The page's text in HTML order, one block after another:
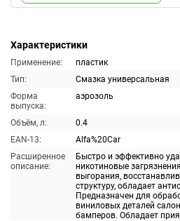
Характеристики
Применение:
пластик
Тип:
Смазка универсальная
Форма
выпуска:
аэрозоль
Объём, л:
0.4
EAN-13:
Alfa%20Car
Расширенное
описание:
Быстро и эффективно
никотиновые
выгорания,
структуру, обладает
Предназначен для
виниловых деталей
бамперов. Обладает